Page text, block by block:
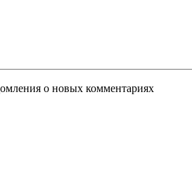
о новых комментариях